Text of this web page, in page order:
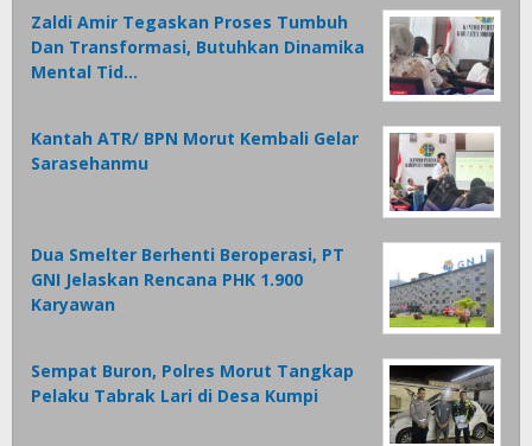
Zaldi Amir Tegaskan Proses Tumbuh
Dan Transformasi, Butuhkan Dinamika
Mental Tid…
Kantah ATR/ BPN Morut Kembali Gelar
Sarasehanmu
Dua Smelter Berhenti Beroperasi, PT
GNI Jelaskan Rencana PHK 1.900
Karyawan
Sempat Buron, Polres Morut Tangkap
Pelaku Tabrak Lari di Desa Kumpi